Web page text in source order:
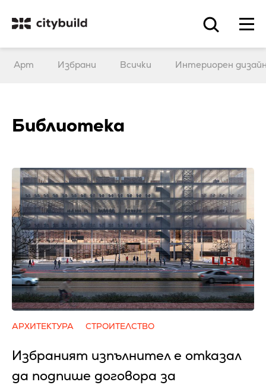
Арт Избрани Всички Интериорен
Библиотека
АРХИТЕКТУРА СТРОИТЕЛСТВО
Избраният изпълнител е отказал
да подпише договора за